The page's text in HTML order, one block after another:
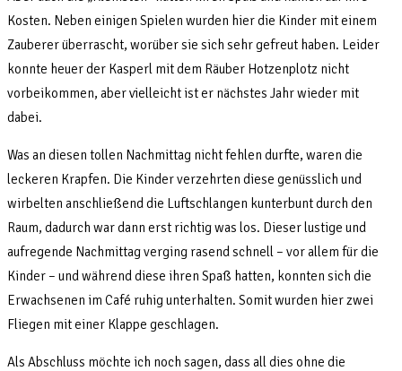
Kosten. Neben einigen Spielen wurden hier die Kinder mit einem
Zauberer überrascht, worüber sie sich sehr gefreut haben. Leider
konnte heuer der Kasperl mit dem Räuber Hotzenplotz nicht
vorbeikommen, aber vielleicht ist er nächstes Jahr wieder mit
dabei.
Was an diesen tollen Nachmittag nicht fehlen durfte, waren die
leckeren Krapfen. Die Kinder verzehrten diese genüsslich und
wirbelten anschließend die Luftschlangen kunterbunt durch den
Raum, dadurch war dann erst richtig was los. Dieser lustige und
aufregende Nachmittag verging rasend schnell – vor allem für die
Kinder – und während diese ihren Spaß hatten, konnten sich die
Erwachsenen im Café ruhig unterhalten. Somit wurden hier zwei
Fliegen mit einer Klappe geschlagen.
Als Abschluss möchte ich noch sagen, dass all dies ohne die